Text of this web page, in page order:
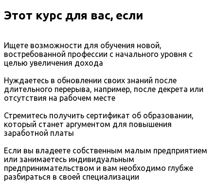
Этот курс для вас, если
Ищете возможности для обучения новой,
востребованной профессии с начального уровня с
целью увеличения дохода
Нуждаетесь в обновлении своих знаний после
длительного перерыва, например, после декрета или
отсутствия на рабочем месте
Стремитесь получить сертификат об образовании,
который станет аргументом для повышения
заработной платы
Если вы владеете собственным малым предприятием
или занимаетесь индивидуальным
предпринимательством и вам необходимо глубже
разбираться в своей специализации